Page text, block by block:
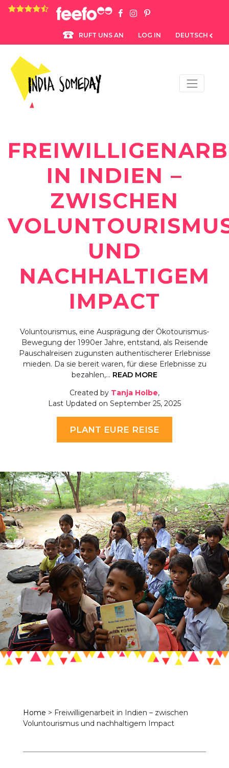
4.8 rating based on 1,234 ratings
RUFT UNS AN LOG IN DEUTSCH
IN INDIEN –
ZWISCHEN
UND
NACHHALTIGEM
IMPACT
Voluntourismus, eine Ausprägung der Ökotourismus-
Bewegung der 1990er Jahre, entstand, als Reisende
Pauschalreisen zugunsten authentischerer Erlebnisse
mieden. Da sie bereit waren, für diese Erlebnisse zu
bezahlen,… READ MORE
Created by Tanja Holbe,
Last Updated on September 25, 2025
PLANT EURE REISE
Home > Freiwilligenarbeit in Indien – zwischen
Voluntourismus und nachhaltigem Impact